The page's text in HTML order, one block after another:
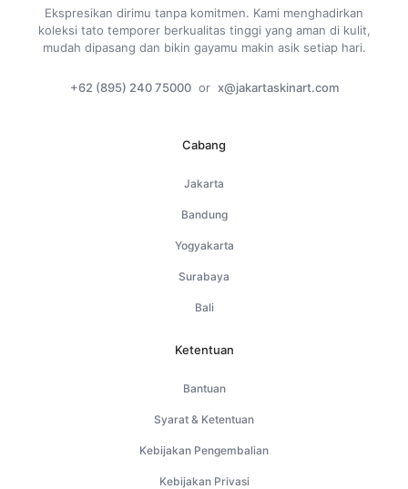
Ekspresikan dirimu tanpa komitmen. Kami menghadirkan
koleksi tato temporer berkualitas tinggi yang aman di kulit,
mudah dipasang dan bikin gayamu makin asik setiap hari.
+62 (895) 240 75000 or x@jakartaskinart.com
Cabang
Jakarta
Bandung
Yogyakarta
Surabaya
Bali
Ketentuan
Bantuan
Syarat & Ketentuan
Kebijakan Pengembalian
Kebijakan Privasi